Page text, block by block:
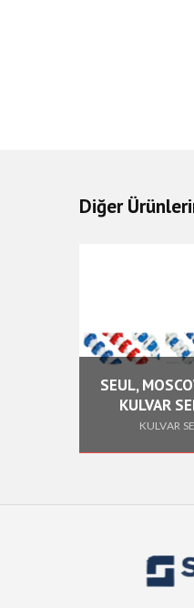
Diğer
SEUL,
KULVAR
KULVAR